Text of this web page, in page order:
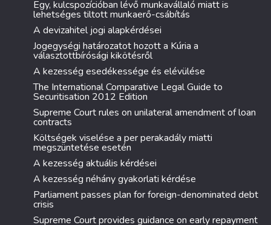
Egy, kulcspozícióban lévő munkavállaló miatt is
lehetséges tiltott munkaerő-csábítás
A devizahitel jogi alapkérdései
Jogegységi határozatot hozott a Kúria a
választottbírósági kikötésről
A kezesség esedékessége és elévülése
The International Comparative Legal Guide to
Securitisation 2012 Edition
Supreme Court rules on unilateral amendment of loan
contracts
Költségek viselése a per perakadály miatti
megszüntetése esetén
A kezesség aktuális kérdései
A kezesség néhány gyakorlati kérdése
Parliament passes plan for foreign-denominated debt
crisis
Supreme Court provides guidance on early repayment